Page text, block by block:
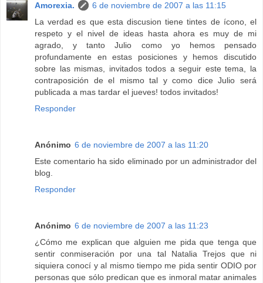
Amorexia.
6 de noviembre de 2007 a las 11:15
La verdad es que esta discusion tiene tintes de ícono, el
respeto y el nivel de ideas hasta ahora es muy de mi
agrado, y tanto Julio como yo hemos pensado
profundamente en estas posiciones y hemos discutido
sobre las mismas, invitados todos a seguir este tema, la
contraposición de el mismo tal y como dice Julio será
publicada a mas tardar el jueves! todos invitados!
Responder
Anónimo 6 de noviembre de 2007 a las 11:20
Este comentario ha sido eliminado por un administrador del
blog.
Responder
Anónimo 6 de noviembre de 2007 a las 11:23
¿Cómo me explican que alguien me pida que tenga que
sentir conmiseración por una tal Natalia Trejos que ni
siquiera conocí y al mismo tiempo me pida sentir ODIO por
personas que sólo predican que es inmoral matar animales